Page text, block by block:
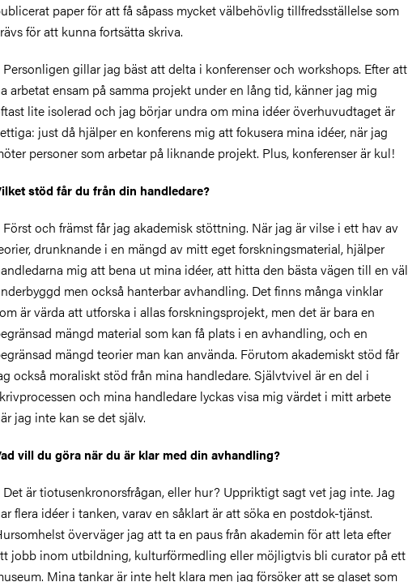
paper för att få såpass mycket välbehövlig tillfredsställelse som
för att kunna fortsätta skriva.
Personligen gillar jag bäst att delta i konferenser och workshops. Efter att
arbetat ensam på samma projekt under en lång tid, känner jag mig
lite isolerad och jag börjar undra om mina idéer överhuvudtaget är
just då hjälper en konferens mig att fokusera mina idéer, när jag
personer som arbetar på liknande projekt. Plus, konferenser är kul!
stöd får du från din handledare?
Först och främst får jag akademisk stöttning. När jag är vilse i ett hav av
drunknande i en mängd av mitt eget forskningsmaterial, hjälper
mig att bena ut mina idéer, att hitta den bästa vägen till en väl
men också hanterbar avhandling. Det finns många vinklar
är värda att utforska i allas forskningsprojekt, men det är bara en
mängd material som kan få plats i en avhandling, och en
mängd teorier man kan använda. Förutom akademiskt stöd får
också moraliskt stöd från mina handledare. Självtvivel är en del i
och mina handledare lyckas visa mig värdet i mitt arbete
jag inte kan se det själv.
vill du göra när du är klar med din avhandling?
Det är tiotusenkronorsfrågan, eller hur? Uppriktigt sagt vet jag inte. Jag
flera idéer i tanken, varav en såklart är att söka en postdok-tjänst.
överväger jag att ta en paus från akademin för att leta efter
jobb inom utbildning, kulturförmedling eller möjligtvis bli curator på ett
Mina tankar är inte helt klara men jag försöker att se glaset som